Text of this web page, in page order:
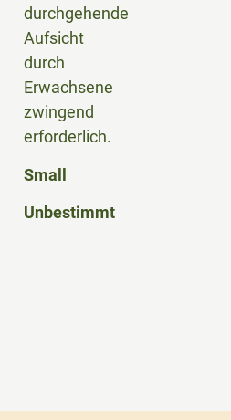
durchgehende
Aufsicht
durch
Erwachsene
zwingend
erforderlich.
Small
Unbestimmt